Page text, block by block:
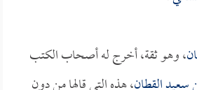
، وهو ثقة، أخرج له أصحاب الكتب